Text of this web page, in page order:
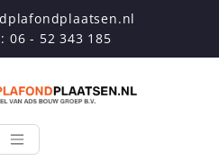
06 - 52 343 185